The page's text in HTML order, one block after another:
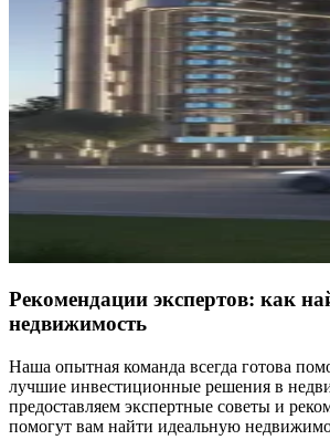
Рекомендации экспертов: как
недвижимость
Наша опытная команда всегда готова
лучшие инвестиционные решения в
предоставляем экспертные советы и
помогут вам найти идеальную